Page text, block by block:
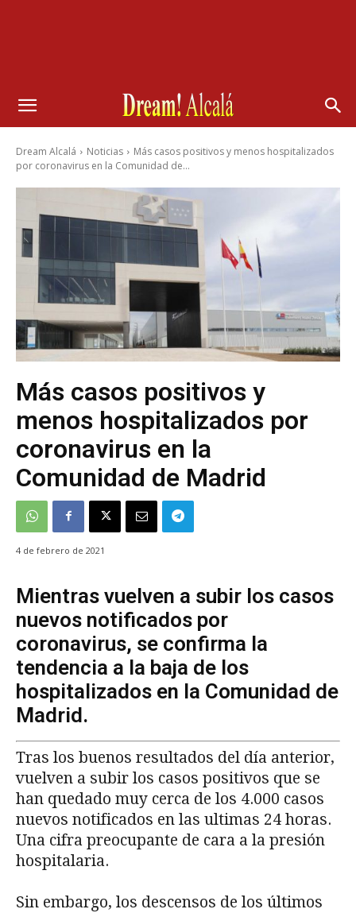
Dream Alcalá Noticias
Más casos positivos y menos hospitalizados
por coronavirus en la Comunidad de...
Más casos positivos y
menos hospitalizados por
coronavirus en la
Comunidad de Madrid
4 de febrero de 2021
Mientras vuelven a subir los casos
nuevos notificados por
coronavirus, se confirma la
tendencia a la baja de los
hospitalizados en la Comunidad de
Madrid.
Tras los buenos resultados del día anterior,
vuelven a subir los casos positivos que se
han quedado muy cerca de los 4.000 casos
nuevos notificados en las ultimas 24 horas.
Una cifra preocupante de cara a la presión
hospitalaria.
Sin embargo, los descensos de los últimos